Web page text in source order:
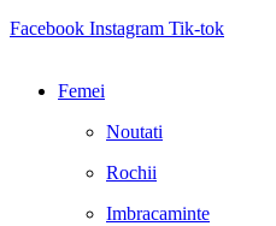
Facebook Instagram Tik-tok
Femei
Noutati
Rochii
Imbracaminte